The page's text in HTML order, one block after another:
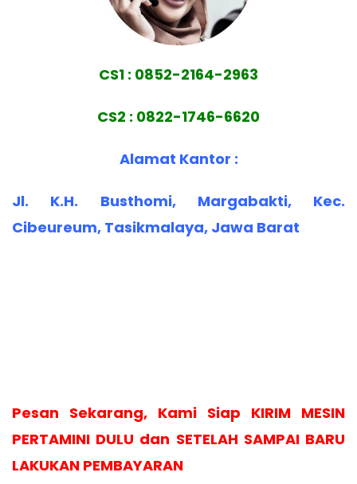
CS1 : 0852-2164-2963
CS2 : 0822-1746-6620
Alamat Kantor :
Jl. K.H. Busthomi, Margabakti, Kec.
Cibeureum, Tasikmalaya, Jawa Barat
Pesan Sekarang, Kami Siap KIRIM MESIN
PERTAMINI DULU dan SETELAH SAMPAI BARU
LAKUKAN PEMBAYARAN